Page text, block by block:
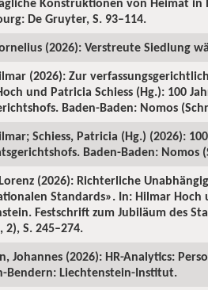
De Gruyter, S. 93–114.
(2026): Verstreute Siedlung
(2026): Zur
und Patricia Schiess (Hg.): 100
Baden-Baden: Nomos
Schiess, Patricia (Hg.) (2026):
Baden-Baden:
(2026): Richterliche
Standards». In: Hilmar Hoch
Festschrift zum Jubiläum des
2), S. 245–274.
Johannes (2026): HR-Analytics:
Bendern: Liechtenstein-Institut.